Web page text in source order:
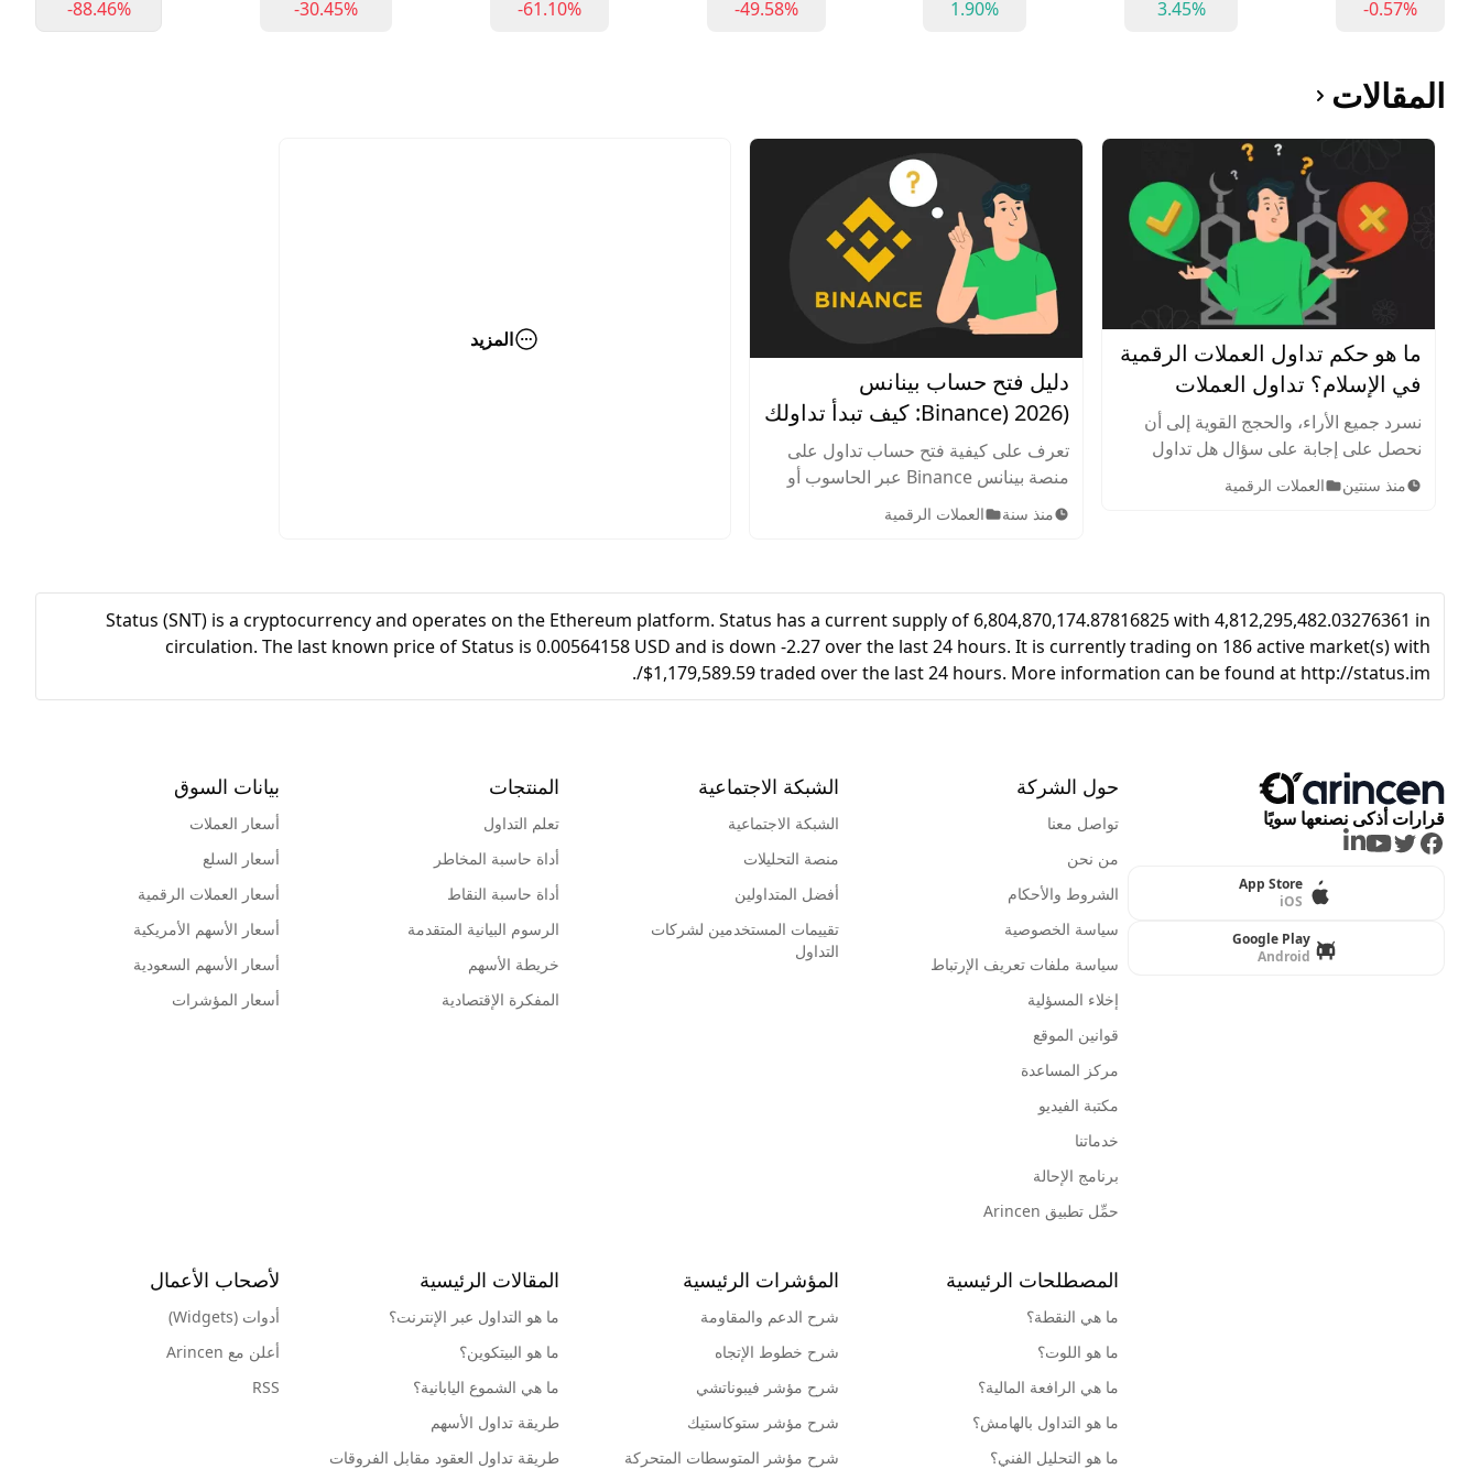
-0.57%
3.45%
1.90%
-49.58%
-61.10%
-30.45%
-88.46%
المقالات
ما هو حكم تداول العملات الرقمية
في الإسلام؟ تداول العملات
الرقمية حلال أم حرام؟
نسرد جميع الأراء، والحجج القوية إلى أن
نحصل على إجابة على سؤال هل تداول
العملات الرقمية حلال أم حرام. يسعى هذا
الموضوع إلى استكشاف حكم تداول
منذ سنتين العملات الرقمية
دليل فتح حساب بينانس
(Binance) 2026: كيف تبدأ تداولك
بأمان واحترافية؟
تعرف على كيفية فتح حساب تداول على
منصة بينانس Binance عبر الحاسوب أو
عبر التطبيق خطوة بخطوة. شرح تفصيلي
للتسجيل، التحقق من الهوية، تأمين
منذ سنة العملات الرقمية
المزيد
Status (SNT) is a cryptocurrency and operates on the Ethereum platform. Status has a current supply of 6,804,870,174.87816825 with 4,812,295,482.03276361 in
circulation. The last known price of Status is 0.00564158 USD and is down -2.27 over the last 24 hours. It is currently trading on 186 active market(s) with
$1,179,589.59 traded over the last 24 hours. More information can be found at http://status.im/.
قرارات أذكى نصنعها سويًا
Facebook
Twitter
Youtube
LinkedIn
App Store
iOS
Google Play
Android
حول الشركة
تواصل معنا
من نحن
الشروط والأحكام
سياسة الخصوصية
سياسة ملفات تعريف الإرتباط
إخلاء المسؤلية
قوانين الموقع
مركز المساعدة
مكتبة الفيديو
خدماتنا
برنامج الإحالة
حمِّل تطبيق Arincen
الشبكة الاجتماعية
الشبكة الاجتماعية
منصة التحليلات
أفضل المتداولين
تقييمات المستخدمين لشركات
التداول
المنتجات
تعلم التداول
أداة حاسبة المخاطر
أداة حاسبة النقاط
الرسوم البيانية المتقدمة
خريطة الأسهم
المفكرة الإقتصادية
بيانات السوق
أسعار العملات
أسعار السلع
أسعار العملات الرقمية
أسعار الأسهم الأمريكية
أسعار الأسهم السعودية
أسعار المؤشرات
المصطلحات الرئيسية
ما هي النقطة؟
ما هو اللوت؟
ما هي الرافعة المالية؟
ما هو التداول بالهامش؟
ما هو التحليل الفني؟
المؤشرات الرئيسية
شرح الدعم والمقاومة
شرح خطوط الإتجاه
شرح مؤشر فيبوناتشي
شرح مؤشر ستوكاستيك
شرح مؤشر المتوسطات المتحركة
المقالات الرئيسية
ما هو التداول عبر الإنترنت؟
ما هو البيتكوين؟
ما هي الشموع اليابانية؟
طريقة تداول الأسهم
طريقة تداول العقود مقابل الفروقات
لأصحاب الأعمال
أدوات (Widgets)
أعلن مع Arincen
RSS